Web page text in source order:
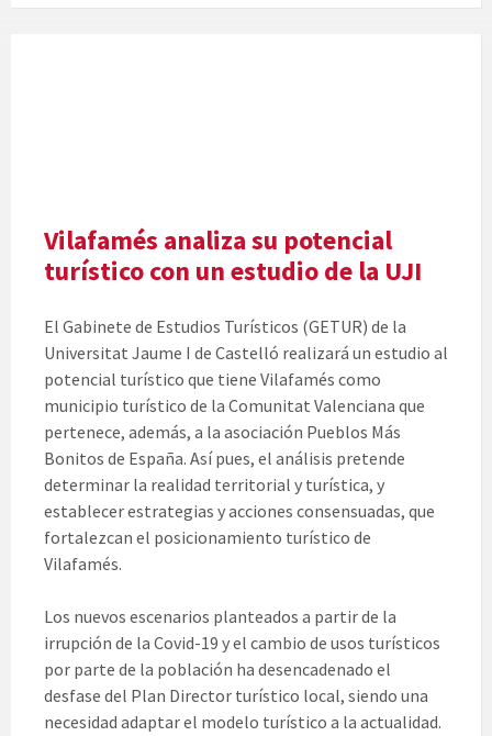
Vilafamés analiza su potencial
turístico con un estudio de la UJI
El Gabinete de Estudios Turísticos (GETUR) de la
Universitat Jaume I de Castelló realizará un estudio al
potencial turístico que tiene Vilafamés como
municipio turístico de la Comunitat Valenciana que
pertenece, además, a la asociación Pueblos Más
Bonitos de España. Así pues, el análisis pretende
determinar la realidad territorial y turística, y
establecer estrategias y acciones consensuadas, que
fortalezcan el posicionamiento turístico de
Vilafamés.
Los nuevos escenarios planteados a partir de la
irrupción de la Covid-19 y el cambio de usos turísticos
por parte de la población ha desencadenado el
desfase del Plan Director turístico local, siendo una
necesidad adaptar el modelo turístico a la actualidad.